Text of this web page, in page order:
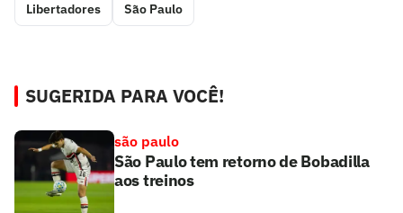
Libertadores São Paulo
SUGERIDA PARA VOCÊ!
são paulo
São Paulo tem retorno de Bobadilla
aos treinos